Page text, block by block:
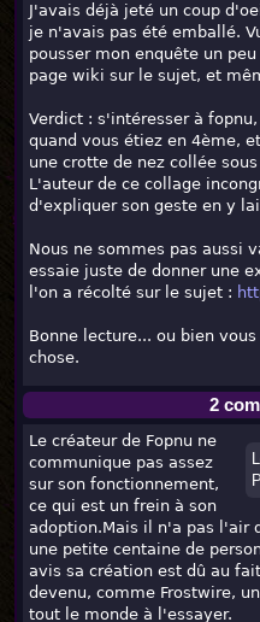
J'avais déjà jeté un coup
je n'avais pas été emballé.
pousser mon enquête un
page wiki sur le sujet, et
Verdict : s'intéresser à
quand vous étiez en 4ème,
une crotte de nez collée
L'auteur de ce collage
d'expliquer son geste en y
Nous ne sommes pas aussi
essaie juste de donner une
l'on a récolté sur le sujet :
Bonne lecture... ou bien
chose.
2
Le créateur de Fopnu ne
communique pas assez
sur son fonctionnement,
ce qui est un frein à son
adoption.Mais il n'a pas l'air
une petite centaine de
avis sa création est dû au
devenu, comme Frostwire,
tout le monde à l'essayer.